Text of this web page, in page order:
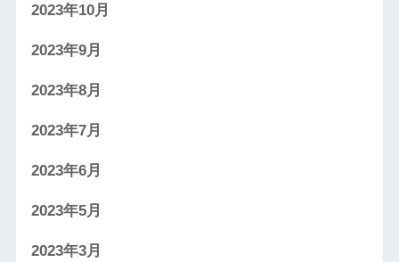
2023年10月
2023年9月
2023年8月
2023年7月
2023年6月
2023年5月
2023年3月